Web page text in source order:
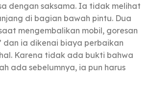
dengan saksama. Ia tidak melihat
di bagian bawah pintu. Dua
mengembalikan mobil, goresan
dan ia dikenai biaya perbaikan
Karena tidak ada bukti bahwa
ada sebelumnya, ia pun harus